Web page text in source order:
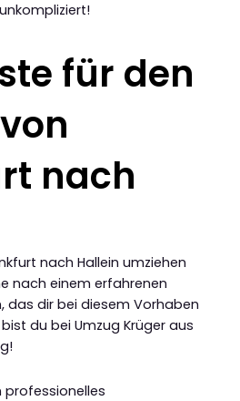
für den
nach
nach Hallein umziehen
nach einem erfahrenen
das dir bei diesem Vorhaben
du bei Umzug Krüger aus
professionelles